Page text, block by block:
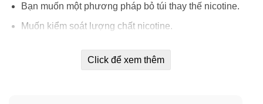
Bạn muốn một phương pháp bỏ túi thay thế nicotine.
Muốn kiểm soát lượng chất nicotine.
nhưng không phải là điếu thuốc.
Click để xem thêm